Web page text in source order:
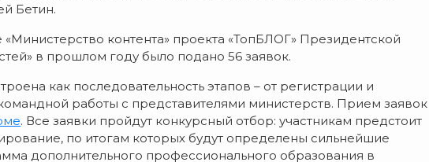
Бетин.
«Министерство контента» проекта «ТопБЛОГ» Президентской
в прошлом году было подано 56 заявок.
как последовательность этапов – от регистрации и
работы с представителями министерств. Прием заявок
. Все заявки пройдут конкурсный отбор: участникам предстоит
по итогам которых будут определены сильнейшие
дополнительного профессионального образования в